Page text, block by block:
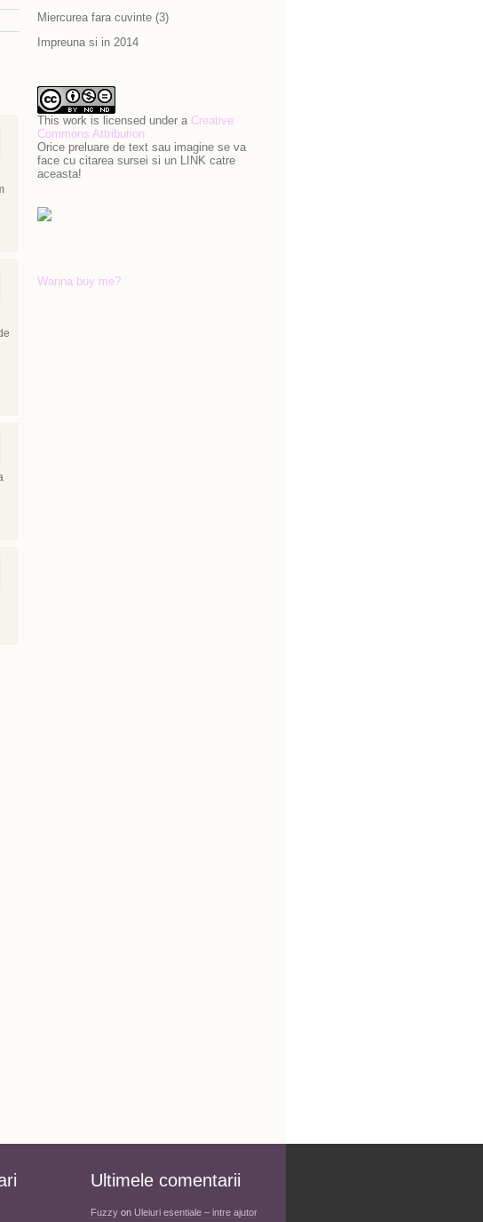
Miercurea fara cuvinte (3)
Impreuna si in 2014
This work is licensed under a Creative
Commons Attribution
Orice preluare de text sau imagine se va
face cu citarea sursei si un LINK catre
aceasta!
Wanna buy me?
Ultimele comentarii
Fuzzy on Uleiuri esentiale – intre ajutor